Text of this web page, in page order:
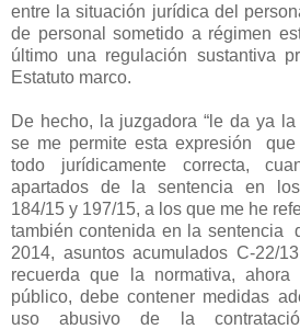
entre la situación jurídica del
de personal sometido a régimen
último una regulación sustantiva
Estatuto marco.
De hecho, la juzgadora “le da ya
se me permite esta expresión
todo jurídicamente correcta,
apartados de la sentencia en
184/15 y 197/15, a los que me he
también contenida en la sentencia
2014, asuntos acumulados C-22/
recuerda que la normativa, ahora
público, debe contener medidas
uso abusivo de la